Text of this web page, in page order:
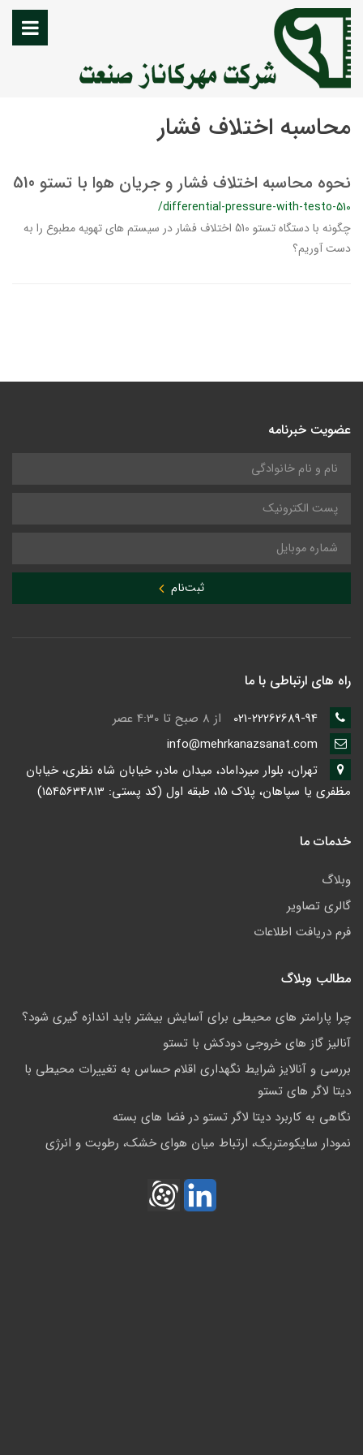
محاسبه اختلاف فشار
نحوه محاسبه اختلاف فشار و جریان هوا با تستو 510
/differential-pressure-with-testo-510
چگونه با دستگاه تستو 510 اختلاف فشار در سیستم های تهویه مطبوع را به
دست آوریم؟
عضویت خبرنامه
ثبت‌نام
راه های ارتباطی با ما
از 8 صبح تا 4:30 عصر
تهران، بلوار میرداماد، میدان مادر، خیابان شاه نظری، خیابان
مظفری یا سپاهان، پلاک 15، طبقه اول (کد پستی: 1545634813)
خدمات ما
وبلاگ
گالری تصاویر
فرم دریافت اطلاعات
مطالب وبلاگ
چرا پارامتر های محیطی برای آسایش بیشتر باید اندازه گیری شود؟
آنالیز گاز های خروجی دودکش با تستو
بررسی و آنالایز شرایط نگهداری اقلام حساس به تغییرات محیطی با
دیتا لاگر های تستو
نگاهی به کاربرد دیتا لاگر تستو در فضا های بسته
نمودار سایکومتریک، ارتباط میان هوای خشک، رطوبت و انرژی